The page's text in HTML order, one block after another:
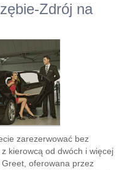
Zdrój na
zarezerwować bez
kierowcą od dwóch i więcej
oferowana przez